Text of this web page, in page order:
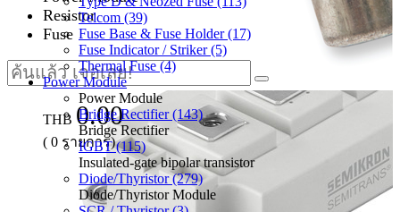
Resistor
Fuse
THB 0.00
( 0 รายการ)
Telcom (39)
Fuse Base & Fuse Holder (17)
Fuse Indicator / Striker (5)
Thermal Fuse (4)
Power Module
Power Module
Bridge Rectifier (143)
Bridge Rectifier
IGBT (115)
Insulated-gate bipolar transistor
Diode/Thyristor (279)
Diode/Thyristor Module